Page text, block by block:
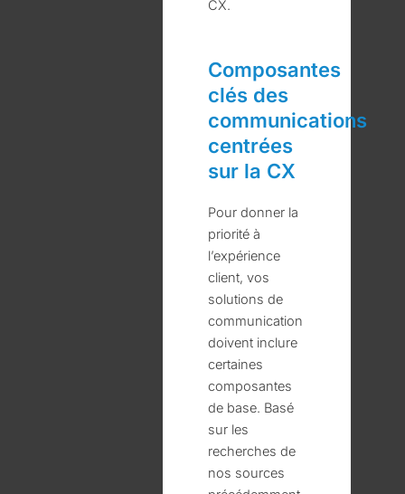
CX.
Composantes
clés des
communications
centrées
sur la CX
Pour donner la
priorité à
l’expérience
client, vos
solutions de
communication
doivent inclure
certaines
composantes
de base. Basé
sur les
recherches de
nos sources